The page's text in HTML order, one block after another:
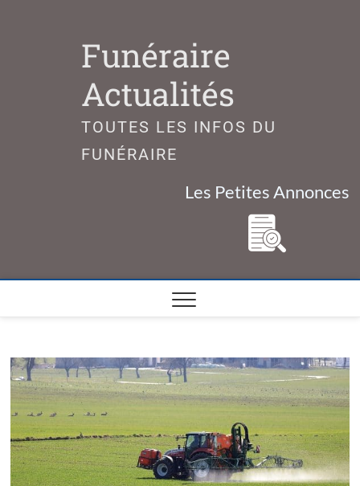
Funéraire
Actualités
TOUTES LES INFOS DU
FUNÉRAIRE
Les Petites Annonces